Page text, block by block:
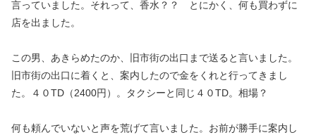
言っていました。それって、香水？？ とにかく、何も買わずに
店を出ました。
この男、あきらめたのか、旧市街の出口まで送ると言いました。
旧市街の出口に着くと、案内したので金をくれと行ってきまし
た。４０TD（2400円）。タクシーと同じ４０TD。相場？
何も頼んでいないと声を荒げて言いました。お前が勝手に案内し